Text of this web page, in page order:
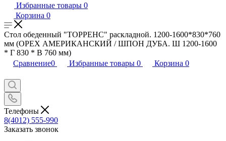
Избранные товары 0
Корзина 0
Стол обеденный "ТОРРЕНС" раскладной. 1200-1600*830*760
мм (ОРЕХ АМЕРИКАНСКИЙ / ШПОН ДУБА. Ш 1200-1600
* Г 830 * В 760 мм)
Сравнение0 Избранные товары 0 Корзина 0
Телефоны
8(4012) 555-990
Заказать звонок